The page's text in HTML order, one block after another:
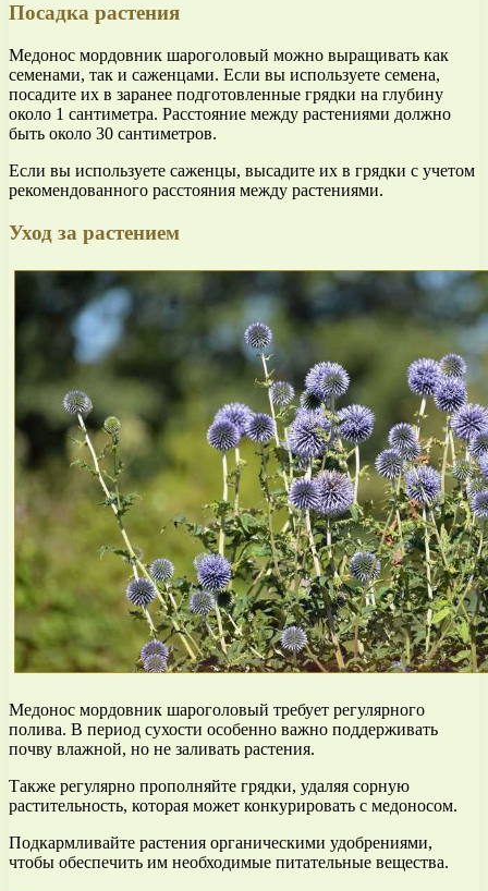
Посадка растения
Медонос мордовник шароголовый можно выращивать как
семенами, так и саженцами. Если вы используете семена,
посадите их в заранее подготовленные грядки на глубину
около 1 сантиметра. Расстояние между растениями должно
быть около 30 сантиметров.
Если вы используете саженцы, высадите их в грядки с учетом
рекомендованного расстояния между растениями.
Уход за растением
Медонос мордовник шароголовый требует регулярного
полива. В период сухости особенно важно поддерживать
почву влажной, но не заливать растения.
Также регулярно прополняйте грядки, удаляя сорную
растительность, которая может конкурировать с медоносом.
Подкармливайте растения органическими удобрениями,
чтобы обеспечить им необходимые питательные вещества.